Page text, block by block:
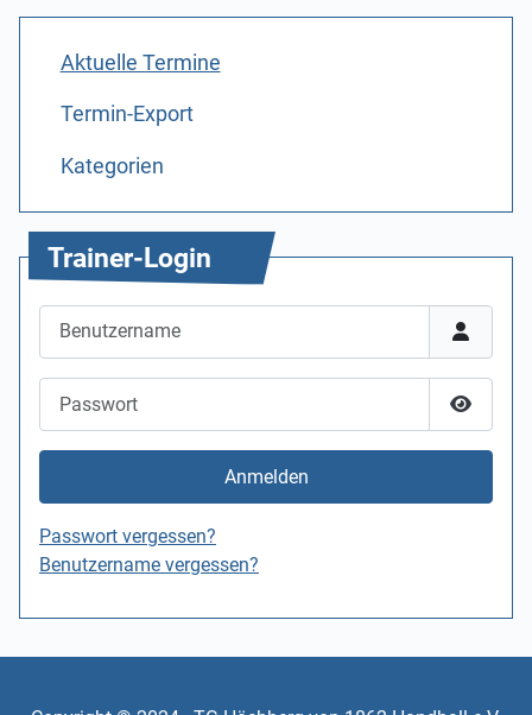
Aktuelle Termine
Termin-Export
Kategorien
Trainer-Login
Anmelden
Passwort vergessen?
Benutzername vergessen?